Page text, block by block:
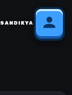
SANDIKYARDIM